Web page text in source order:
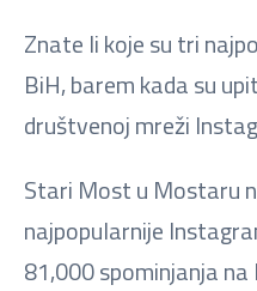
Znate li koje su tri
BiH, barem kada su
društvenoj mreži
Stari Most u Mostaru
najpopularnije
81,000 spominjanja